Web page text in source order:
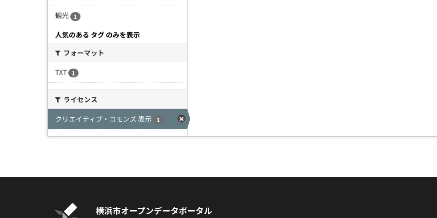
観光 1
人気のある タグ のみを表示
フォーマット
TXT
1
ライセンス
クリエイティブ・コモンズ 表示
1